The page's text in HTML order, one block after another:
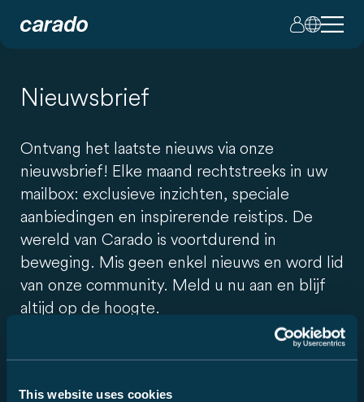
This website uses cookies
Nieuwsbrief
Ontvang het laatste nieuws via onze
nieuwsbrief! Elke maand rechtstreeks in uw
mailbox: exclusieve inzichten, speciale
aanbiedingen en inspirerende reistips. De
wereld van Carado is voortdurend in
beweging. Mis geen enkel nieuws en word lid
van onze community. Meld u nu aan en blijf
altijd op de hoogte.
contactgegevens
Aanhef